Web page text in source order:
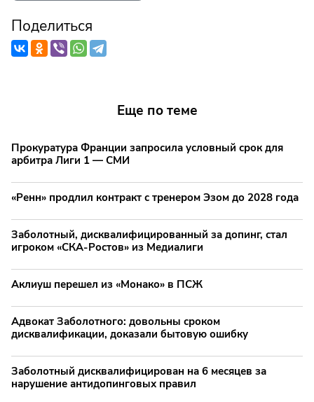
Поделиться
Еще по теме
Прокуратура Франции запросила условный срок для
арбитра Лиги 1 — СМИ
«Ренн» продлил контракт с тренером Эзом до 2028 года
Заболотный, дисквалифицированный за допинг, стал
игроком «СКА-Ростов» из Медиалиги
Аклиуш перешел из «Монако» в ПСЖ
Адвокат Заболотного: довольны сроком
дисквалификации, доказали бытовую ошибку
Заболотный дисквалифицирован на 6 месяцев за
нарушение антидопинговых правил